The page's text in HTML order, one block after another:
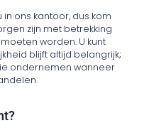
ons kantoor, dus kom
zijn met betrekking
worden. U kunt
blijft altijd belangrijk;
ondernemen wanneer